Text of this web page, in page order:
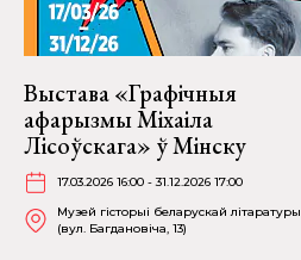
Выстава «Графічныя
афарызмы Міхаіла
Лісоўскага» ў Мінску
17.03.2026 16:00 - 31.12.2026 17:00
Музей гісторыі беларускай літаратуры
(вул. Багдановіча, 13)